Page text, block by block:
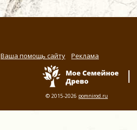
Ваша помощь сайту Реклама
© 2015-2026 pomnirod.ru